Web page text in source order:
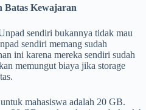
Batas Kewajaran
sendiri bukannya tidak mau
sendiri memang sudah
ini karena mereka sendiri sudah
memungut biaya jika storage
mahasiswa adalah 20 GB.